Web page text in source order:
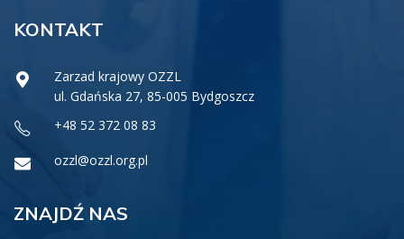
KONTAKT
Zarzad krajowy OZZL
ul. Gdańska 27, 85-005 Bydgoszcz
+48 52 372 08 83
ozzl@ozzl.org.pl
ZNAJDŹ NAS